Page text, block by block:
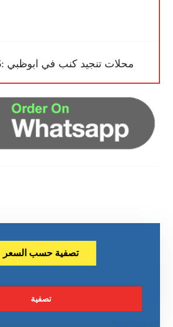
محلات تنجيد كنب في ابوظبي :0545681606
تصفية حسب السعر
تصفية